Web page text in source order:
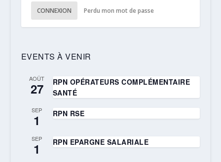
CONNEXION Perdu mon mot de passe
EVENTS À VENIR
AOÛT
27
RPN OPÉRATEURS COMPLÉMENTAIRE
SANTÉ
SEP
1 RPN RSE
SEP
1 RPN EPARGNE SALARIALE